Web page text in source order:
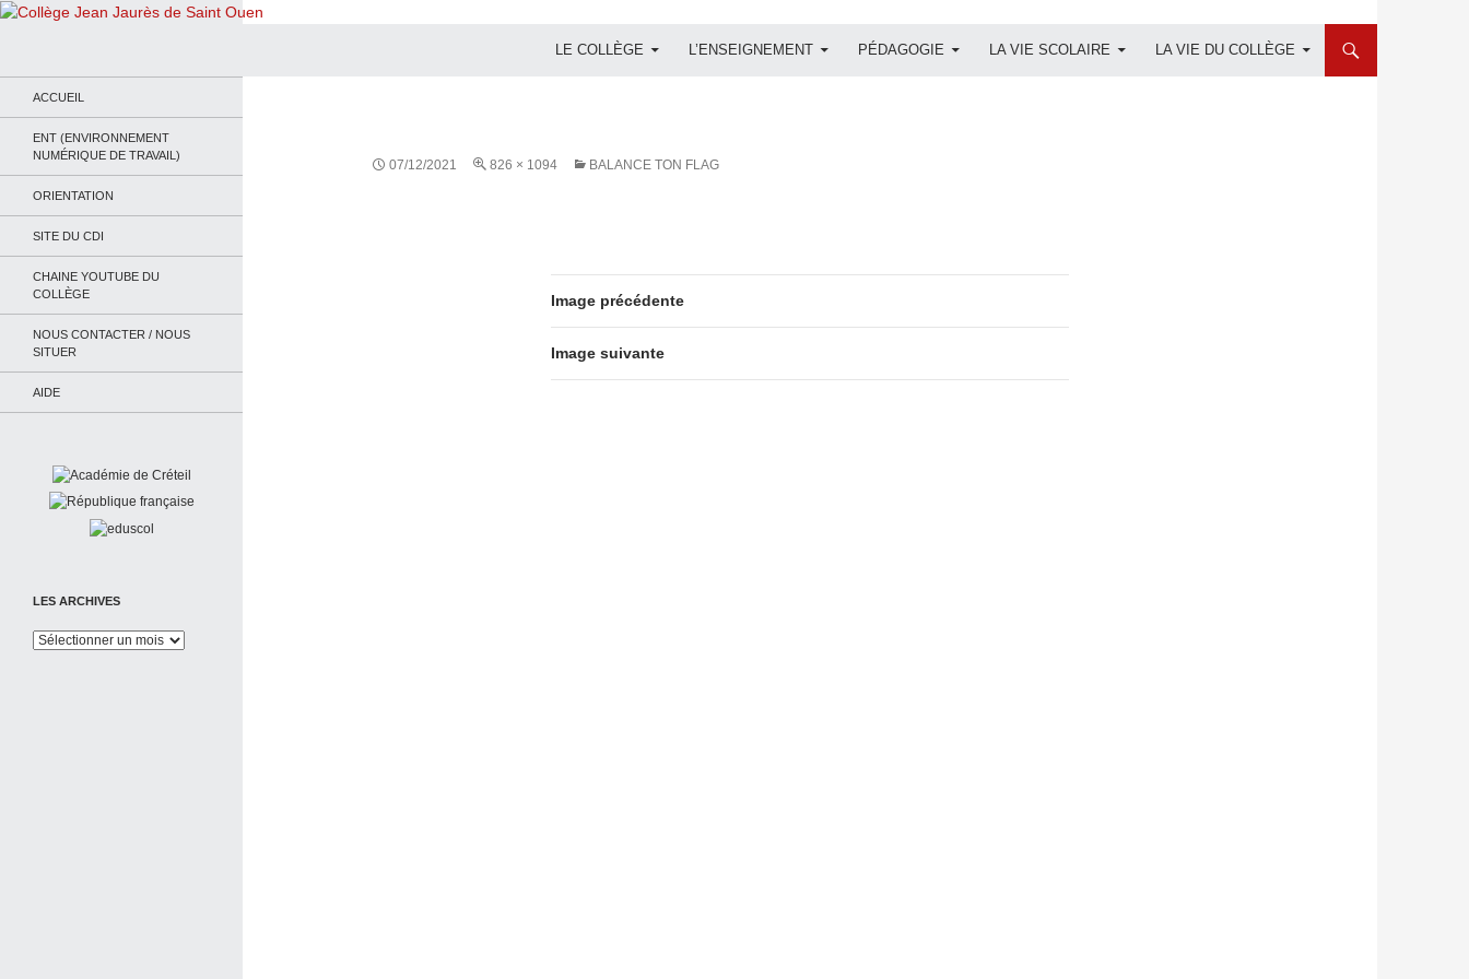
LE COLLÈGE L’ENSEIGNEMENT PÉDAGOGIE LA VIE SCOLAIRE LA VIE DU COLLÈGE
07/12/2021 826 × 1094 BALANCE TON FLAG
Image précédente
Image suivante
ACCUEIL
ENT (ENVIRONNEMENT
NUMÉRIQUE DE TRAVAIL)
ORIENTATION
SITE DU CDI
CHAINE YOUTUBE DU
COLLÈGE
NOUS CONTACTER / NOUS
SITUER
AIDE
LES ARCHIVES
Les